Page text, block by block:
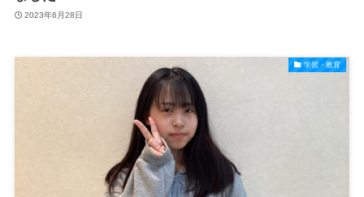
2023年6月28日
学習・教育